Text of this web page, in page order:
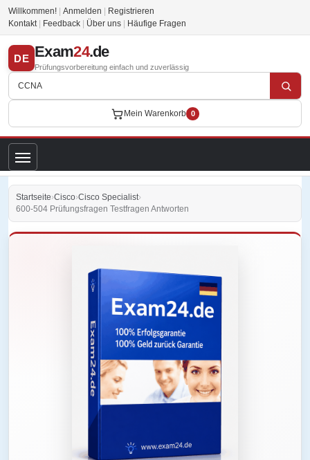
Willkommen! Anmelden
Registrieren
Kontakt
Feedback Über uns Häufige Fragen
DE Exam24.de
Prüfungsvorbereitung einfach und zuverlässig
Mein Warenkorb 0
Startseite›Cisco›Cisco Specialist›
600-504 Prüfungsfragen Testfragen Antworten